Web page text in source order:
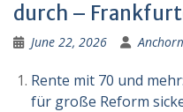
durch –
June 22, 2026
Rente mit 70 und
für große Reform